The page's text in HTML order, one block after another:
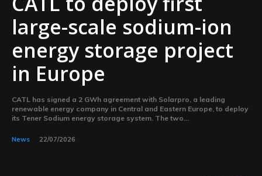
large-scale sodium-ion
energy storage project
in Europe
CATL has signed a 2 GWh agreement with Solarpro, a leading
renewable energy company in Central and Eastern Europe, to deploy
its Tener Sodium energy storage system. The two...
News 22/07/2026